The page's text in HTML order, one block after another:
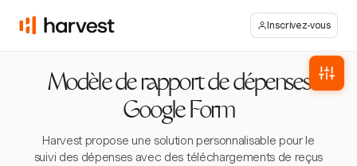
Inscrivez-vous
Modèle de rapport de dépenses
Google Form
Harvest propose une solution personnalisable pour le
suivi des dépenses avec des téléchargements de reçus